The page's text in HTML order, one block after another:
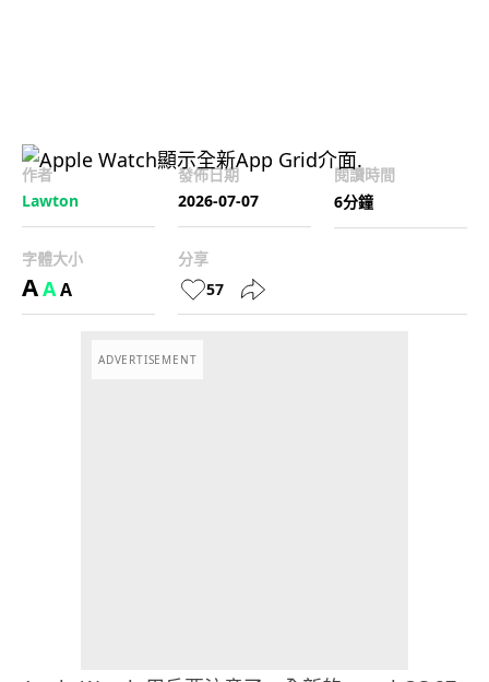
作者
Lawton
發佈日期
2026-07-07
閱讀時間
6分鐘
字體大小
AAA
分享
57
ADVERTISEMENT